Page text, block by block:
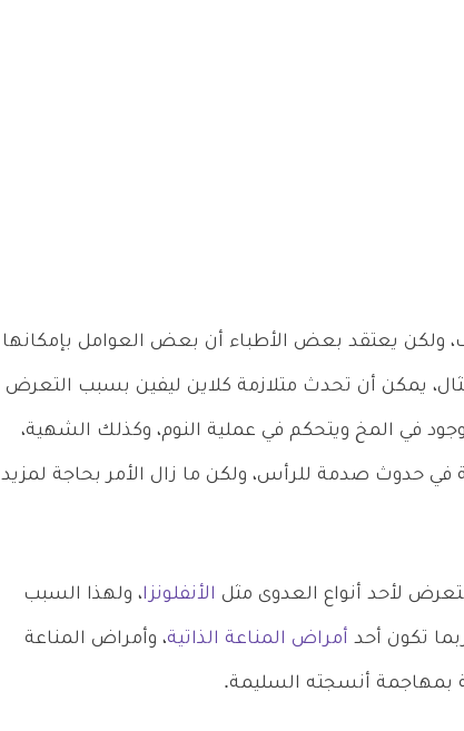
ولكن يعتقد بعض الأطباء أن بعض العوامل بإمكانها
يمكن أن تحدث متلازمة كلاين ليفين بسبب التعرض
في المخ ويتحكم في عملية النوم، وكذلك الشهية،
حدوث صدمة للرأس، ولكن ما زال الأمر بحاجة لمزيد
لأحد أنواع العدوى مثل الأنفلونزا، ولهذا السبب
تكون أحد أمراض المناعة الذاتية، وأمراض المناعة
بمهاجمة أنسجته السليمة.